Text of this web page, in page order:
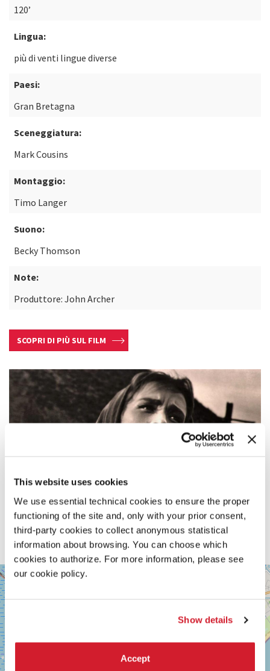
This website uses cookies
We use essential technical cookies to ensure the proper
functioning of the site and, only with your prior consent,
third-party cookies to collect anonymous statistical
information about browsing. You can choose which
cookies to authorize. For more information, please see
our cookie policy.
Show details
Accept
120’
Lingua:
più di venti lingue diverse
Paesi:
Gran Bretagna
Sceneggiatura:
Mark Cousins
Montaggio:
Timo Langer
Suono:
Becky Thomson
Note:
Produttore: John Archer
SCOPRI DI PIÙ SUL FILM
SALA
VOLPI
LUNGOMARE
MARCONI
30126
LIDO
DI
VENEZIA
TEL.